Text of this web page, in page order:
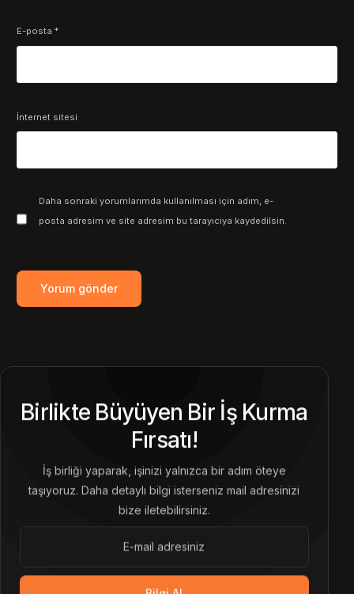
E-posta*
İnternet sitesi
Daha sonraki yorumlarımda kullanılması için adım, e-
posta adresim ve site adresim bu tarayıcıya kaydedilsin.
Birlikte Büyüyen Bir İş Kurma
Fırsatı!
İş birliği yaparak, işinizi yalnızca bir adım öteye
taşıyoruz. Daha detaylı bilgi isterseniz mail adresinizi
bize iletebilirsiniz.